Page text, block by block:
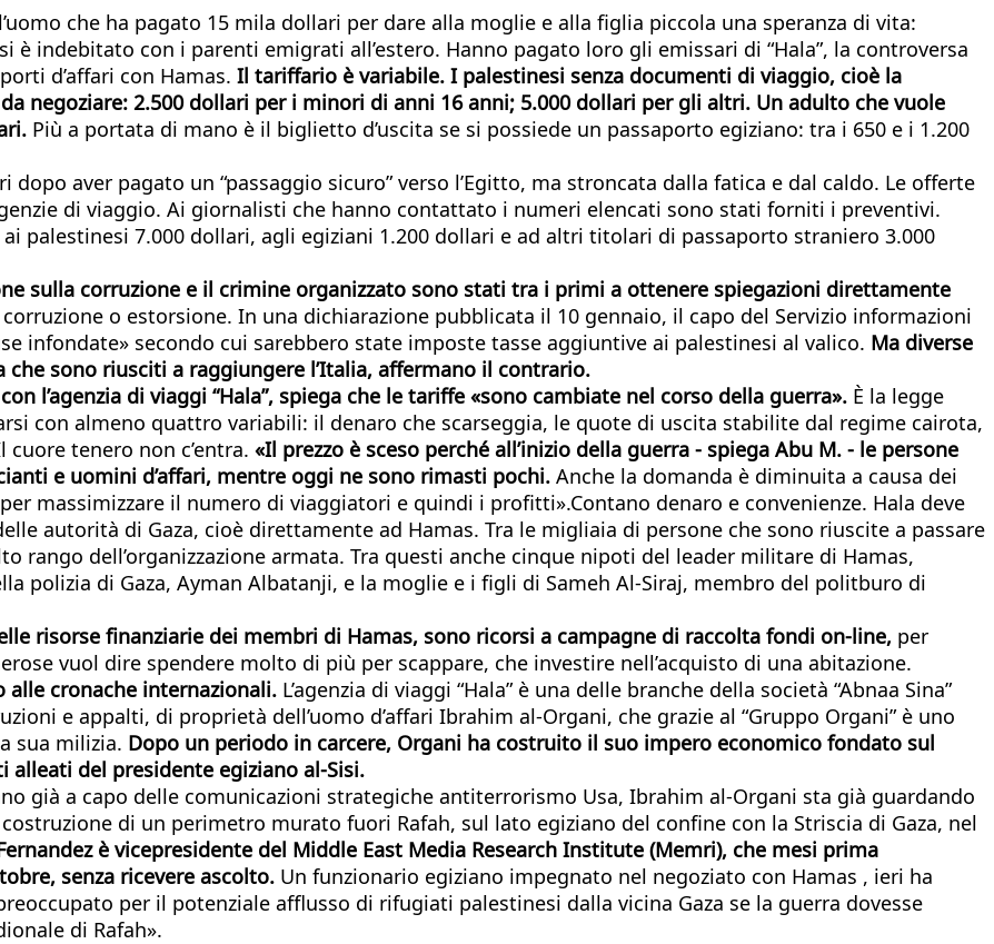
che ha pagato 15 mila dollari per dare alla moglie e alla figlia piccola una speranza di vita:
è indebitato con i parenti emigrati all’estero. Hanno pagato loro gli emissari di “Hala”, la controversa
d’affari con Hamas. Il tariffario è variabile. I palestinesi senza documenti di viaggio, cioè la
negoziare: 2.500 dollari per i minori di anni 16 anni; 5.000 dollari per gli altri. Un adulto che vuole
Più a portata di mano è il biglietto d’uscita se si possiede un passaporto egiziano: tra i 650 e i 1.200
dopo aver pagato un “passaggio sicuro” verso l’Egitto, ma stroncata dalla fatica e dal caldo. Le offerte
di viaggio. Ai giornalisti che hanno contattato i numeri elencati sono stati forniti i preventivi.
palestinesi 7.000 dollari, agli egiziani 1.200 dollari e ad altri titolari di passaporto straniero 3.000
sulla corruzione e il crimine organizzato sono stati tra i primi a ottenere spiegazioni direttamente
o estorsione. In una dichiarazione pubblicata il 10 gennaio, il capo del Servizio informazioni
infondate» secondo cui sarebbero state imposte tasse aggiuntive ai palestinesi al valico. Ma diverse
che sono riusciti a raggiungere l’Italia, affermano il contrario.
l’agenzia di viaggi “Hala”, spiega che le tariffe «sono cambiate nel corso della guerra». È la legge
con almeno quattro variabili: il denaro che scarseggia, le quote di uscita stabilite dal regime cairota,
tenero non c’entra. «Il prezzo è sceso perché all’inizio della guerra - spiega Abu M. - le persone
e uomini d’affari, mentre oggi ne sono rimasti pochi. Anche la domanda è diminuita a causa dei
massimizzare il numero di viaggiatori e quindi i profitti».Contano denaro e convenienze. Hala deve
autorità di Gaza, cioè direttamente ad Hamas. Tra le migliaia di persone che sono riuscite a passare
rango dell’organizzazione armata. Tra questi anche cinque nipoti del leader militare di Hamas,
polizia di Gaza, Ayman Albatanji, e la moglie e i figli di Sameh Al-Siraj, membro del politburo di
risorse finanziarie dei membri di Hamas, sono ricorsi a campagne di raccolta fondi on-line, per
vuol dire spendere molto di più per scappare, che investire nell’acquisto di una abitazione.
cronache internazionali. L’agenzia di viaggi “Hala” è una delle branche della società “Abnaa Sina”
e appalti, di proprietà dell’uomo d’affari Ibrahim al-Organi, che grazie al “Gruppo Organi” è uno
sua milizia. Dopo un periodo in carcere, Organi ha costruito il suo impero economico fondato sul
del presidente egiziano al-Sisi.
già a capo delle comunicazioni strategiche antiterrorismo Usa, Ibrahim al-Organi sta già guardando
di un perimetro murato fuori Rafah, sul lato egiziano del confine con la Striscia di Gaza, nel
è vicepresidente del Middle East Media Research Institute (Memri), che mesi prima
senza ricevere ascolto. Un funzionario egiziano impegnato nel negoziato con Hamas , ieri ha
per il potenziale afflusso di rifugiati palestinesi dalla vicina Gaza se la guerra dovesse
di Rafah».